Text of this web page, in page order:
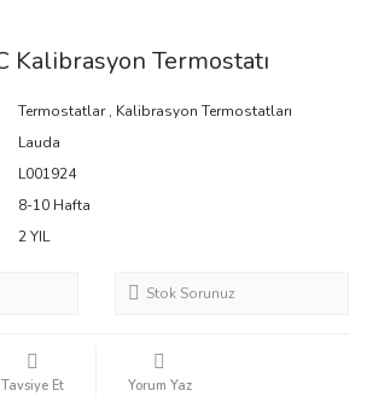
Kalibrasyon Termostatı
Termostatlar, Kalibrasyon Termostatları
Lauda
L001924
8-10 Hafta
2 YIL
Stok Sorunuz
Tavsiye Et Yorum Yaz